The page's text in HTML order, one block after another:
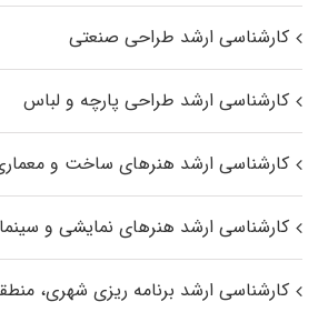
کارشناسی ارشد طراحی صنعتی
کارشناسی ارشد طراحی پارچه و لباس
کارشناسی ارشد هنرهای ساخت و
کارشناسی ارشد هنرهای نمایشی و سینما
کارشناسی ارشد برنامه ریزی شهری،